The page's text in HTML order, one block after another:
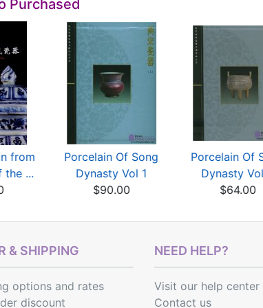
Purchased
from
the ...
Porcelain Of Song
Dynasty Vol 1
$90.00
Porcelain Of
Dynasty
$64.00
& SHIPPING
optionsand rates
discount
NEED HELP?
Visit our help center
Contact us